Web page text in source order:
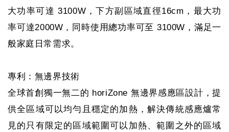
大功率可達 3100W，下方副區域直徑16cm，最大功
率可達2000W，同時使用總功率可至 3100W，滿足一
般家庭日常需求。
專利：無邊界技術
全球首創獨一無二的 horiZone 無邊界感應區設計，提
供全區域可以均勻且穩定的加熱，解決傳統感應爐常
見的只有限定的區域範圍可以加熱、範圍之外的區域